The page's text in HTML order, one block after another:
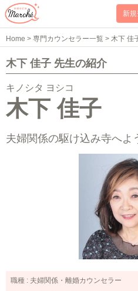
新
Home > 専門カウンセラー一覧 > 木下 佳
木下 佳子 先生の紹介
キノシタ ヨシコ
木下 佳子
夫婦関係の駆け込み寺へよ
職種 : 夫婦関係・離婚カウンセラー